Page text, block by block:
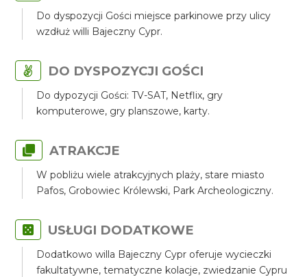
Do dyspozycji Gości miejsce parkinowe przy ulicy
wzdłuż willi Bajeczny Cypr.
DO DYSPOZYCJI GOŚCI
Do dypozycji Gości: TV-SAT, Netflix, gry
komputerowe, gry planszowe, karty.
ATRAKCJE
W pobliżu wiele atrakcyjnych plaży, stare miasto
Pafos, Grobowiec Królewski, Park Archeologiczny.
USŁUGI DODATKOWE
Dodatkowo willa Bajeczny Cypr oferuje wycieczki
fakultatywne, tematyczne kolacje, zwiedzanie Cypru